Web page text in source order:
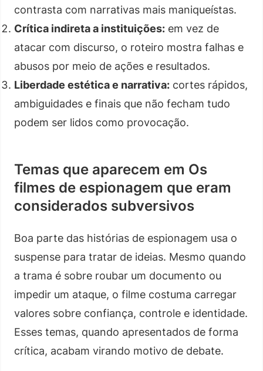
contrasta com narrativas mais maniqueístas.
Crítica indireta a instituições: em vez de
atacar com discurso, o roteiro mostra falhas e
abusos por meio de ações e resultados.
Liberdade estética e narrativa: cortes rápidos,
ambiguidades e finais que não fecham tudo
podem ser lidos como provocação.
Temas que aparecem em Os
filmes de espionagem que eram
considerados subversivos
Boa parte das histórias de espionagem usa o
suspense para tratar de ideias. Mesmo quando
a trama é sobre roubar um documento ou
impedir um ataque, o filme costuma carregar
valores sobre confiança, controle e identidade.
Esses temas, quando apresentados de forma
crítica, acabam virando motivo de debate.